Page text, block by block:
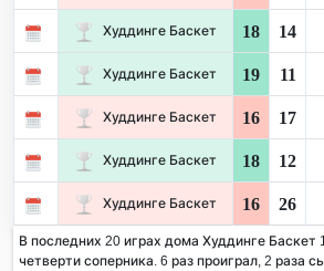
Худдинге Баскет 18 14
Худдинге Баскет 19 11
Худдинге Баскет 16 17
Худдинге Баскет 18 12
Худдинге Баскет 16 26
В последних 20 играх дома Худдинге Баскет
четверти соперника. 6 раз проиграл, 2 раза